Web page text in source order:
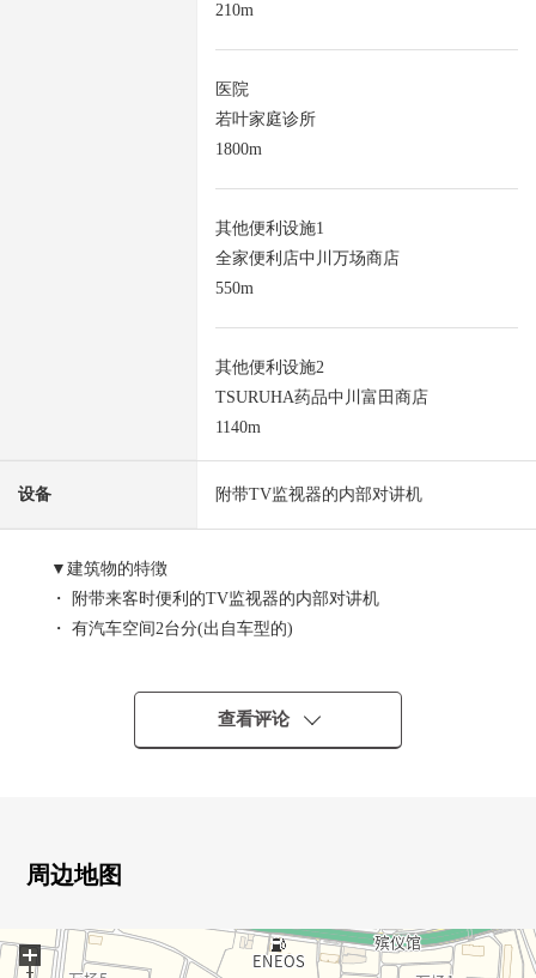
210m
医院
若叶家庭诊所
1800m
其他便利设施1
全家便利店中川万场商店
550m
其他便利设施2
TSURUHA药品中川富田商店
1140m
设备 附带TV监视器的内部对讲机
▼建筑物的特徴
・ 附带来客时便利的TV监视器的内部对讲机
・ 有汽车空间2台分(出自车型的)
・ 每前面道路约6.0m有开放感觉
▼房间的特徴
・ 有舒适的约6.0张塌塌米日式房间
▼设备
・ 附带窗的亮的浴室
查看评论
周边地图
+